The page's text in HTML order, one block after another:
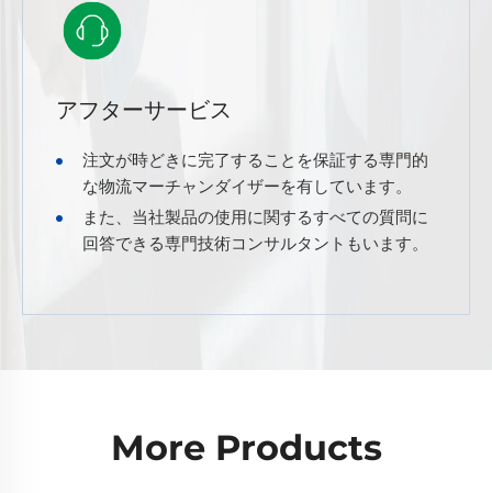
アフターサービス
注文が時どきに完了することを保証する専門的
な物流マーチャンダイザーを有しています。
また、当社製品の使用に関するすべての質問に
回答できる専門技術コンサルタントもいます。
More Products